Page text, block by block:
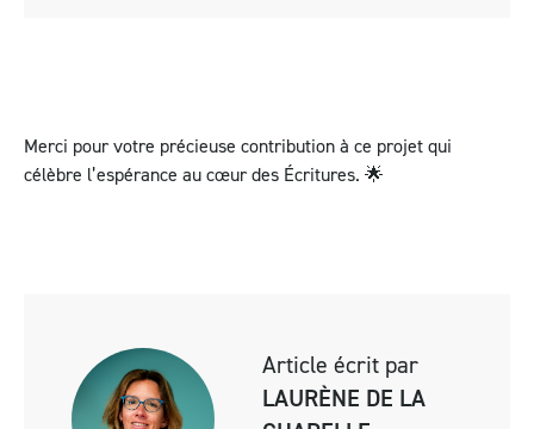
Merci pour votre précieuse contribution à ce projet qui
célèbre l’espérance au cœur des Écritures. 🌟
Article écrit par
LAURÈNE DE LA